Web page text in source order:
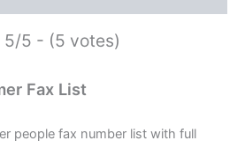
5/5 - (5 votes)
Fax List
people fax number list with full